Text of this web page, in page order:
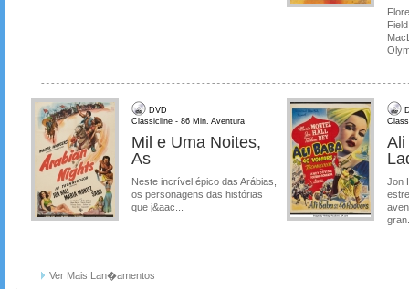
DVD
Classicline - 86 Min. Aventura
Mil e Uma Noites,
As
Neste incrível épico das Arábias,
os personagens das histórias
que j&aac...
Ali
Jon
Ver Mais Lan�amentos